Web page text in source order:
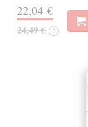
22,04 €
24,49 € ?